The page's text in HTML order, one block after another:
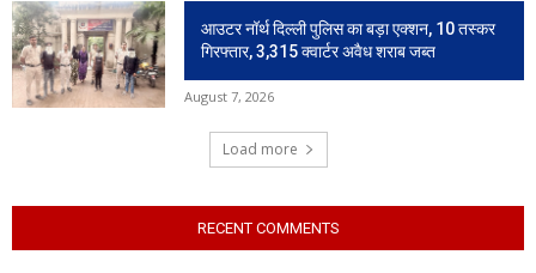
आउटर नॉर्थ दिल्ली पुलिस का बड़ा एक्शन, 10 तस्कर
गिरफ्तार, 3,315 क्वार्टर अवैध शराब जब्त
August 7, 2026
Load more
RECENT COMMENTS